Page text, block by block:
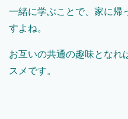
一緒に学ぶことで、家に帰
すよね。
お互いの共通の趣味となれ
スメです。